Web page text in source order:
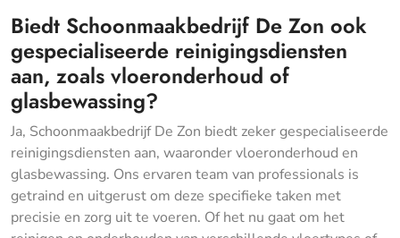
Biedt Schoonmaakbedrijf De Zon ook
gespecialiseerde reinigingsdiensten
aan, zoals vloeronderhoud of
glasbewassing?
Ja, Schoonmaakbedrijf De Zon biedt zeker gespecialiseerde
reinigingsdiensten aan, waaronder vloeronderhoud en
glasbewassing. Ons ervaren team van professionals is
getraind en uitgerust om deze specifieke taken met
precisie en zorg uit te voeren. Of het nu gaat om het